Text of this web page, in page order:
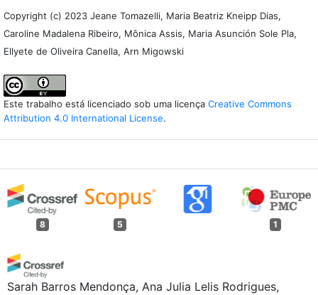
Copyright (c) 2023 Jeane Tomazelli, Maria Beatriz Kneipp Dias,
Caroline Madalena Ribeiro, Mônica Assis, Maria Asunción Sole Pla,
Ellyete de Oliveira Canella, Arn Migowski
Este trabalho está licenciado sob uma licença Creative Commons
Attribution 4.0 International License.
8 5 1
Sarah Barros Mendonça, Ana Julia Lelis Rodrigues,